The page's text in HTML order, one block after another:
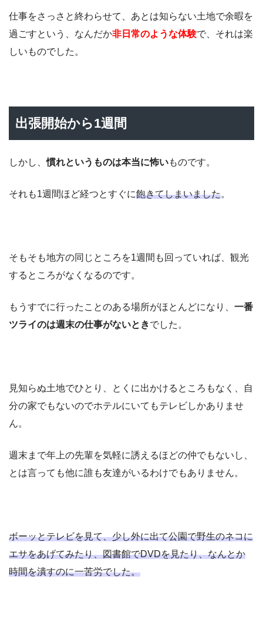
仕事をさっさと終わらせて、あとは知らない土地で余暇を
過ごすという、なんだか非日常のような体験で、それは楽
しいものでした。
出張開始から1週間
しかし、慣れというものは本当に怖いものです。
それも1週間ほど経つとすぐに飽きてしまいました。
そもそも地方の同じところを1週間も回っていれば、観光
するところがなくなるのです。
もうすでに行ったことのある場所がほとんどになり、 一番
ツライのは週末の仕事がないときでした。
見知らぬ土地でひとり、とくに出かけるところもなく、自
分の家でもないのでホテルにいてもテレビしかありませ
ん。
週末まで年上の先輩を気軽に誘えるほどの仲でもないし、
とは言っても他に誰も友達がいるわけでもありません。
ボーッとテレビを見て、少し外に出て公園で野生のネコに
エサをあげてみたり、図書館でDVDを見たり、なんとか
時間を潰すのに一苦労でした。